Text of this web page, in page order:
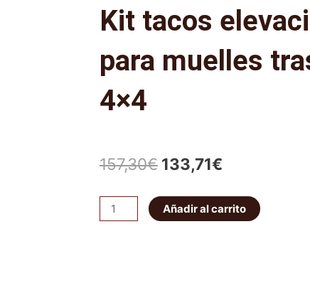
Kit tacos
para muelles
4×4
157,30€ El
precio
original
133,71€
precio
actual
Kit
tacos
Añadir al carrito